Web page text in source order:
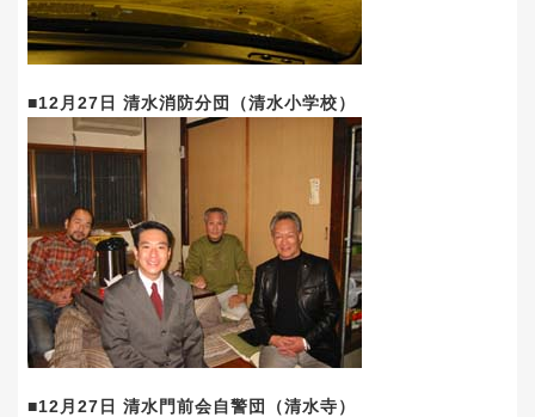
■12月27日 清水消防分団（清水小学校）
■12月27日 清水門前会自警団（清水寺）